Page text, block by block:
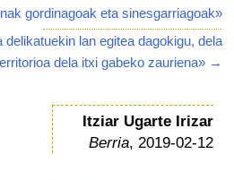
gordinagoak eta sinesgarriagoak»
lan egitea dagokigu, dela
dela itxi gabeko zauriena» →
Itziar Ugarte Irizar
Berria, 2019-02-12